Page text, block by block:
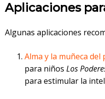
Aplicaciones
Algunas aplicaciones
Alma y la muñeca del
para niños Los
para estimular la